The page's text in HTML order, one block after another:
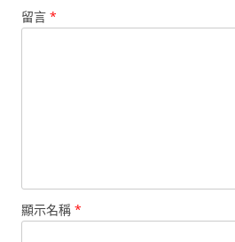
留言 *
顯示名稱 *